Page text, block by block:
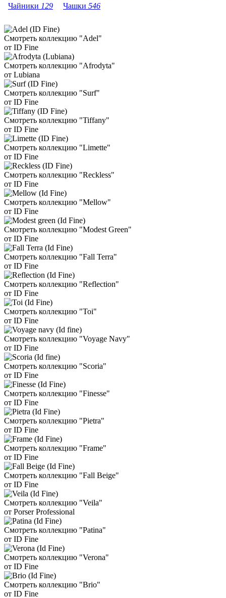
Чайники 129 Чашки 546
Смотреть коллекцию "Adel"
от ID Fine
Смотреть коллекцию "Afrodyta"
от Lubiana
Смотреть коллекцию "Surf"
от ID Fine
Смотреть коллекцию "Tiffany"
от ID Fine
Смотреть коллекцию "Limette"
от ID Fine
Смотреть коллекцию "Reckless"
от ID Fine
Смотреть коллекцию "Mellow"
от ID Fine
Смотреть коллекцию "Modest Green"
от ID Fine
Смотреть коллекцию "Fall Terra"
от ID Fine
Смотреть коллекцию "Reflection"
от ID Fine
Смотреть коллекцию "Toi"
от ID Fine
Смотреть коллекцию "Voyage Navy"
от ID Fine
Смотреть коллекцию "Scoria"
от ID Fine
Смотреть коллекцию "Finesse"
от ID Fine
Смотреть коллекцию "Pietra"
от ID Fine
Смотреть коллекцию "Frame"
от ID Fine
Смотреть коллекцию "Fall Beige"
от ID Fine
Смотреть коллекцию "Veila"
от Porser Professional
Смотреть коллекцию "Patina"
от ID Fine
Смотреть коллекцию "Verona"
от ID Fine
Смотреть коллекцию "Brio"
от ID Fine